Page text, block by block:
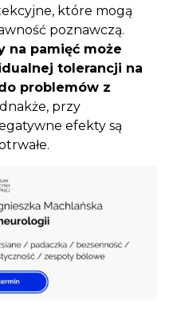
które mogą
poznawczą.
na pamięć może
tolerancji na
problemów z
przy
efekty są